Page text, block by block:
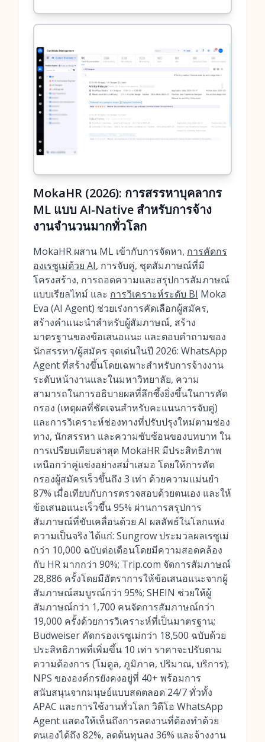
MokaHR (2026): การสรรหาบุคลากร
ML แบบ AI-Native สำหรับการจ้าง
งานจำนวนมากทั่วโลก
MokaHR ผสาน ML เข้ากับการจัดหา, การคัดกร
องเรซูเม่ด้วย AI, การจับคู่, ชุดสัมภาษณ์ที่มี
โครงสร้าง, การถอดความและสรุปการสัมภาษณ์
แบบเรียลไทม์ และ การวิเคราะห์ระดับ BI Moka
Eva (AI Agent) ช่วยเร่งการคัดเลือกผู้สมัคร,
สร้างคำแนะนำสำหรับผู้สัมภาษณ์, สร้าง
มาตรฐานของข้อเสนอแนะ และตอบคำถามของ
นักสรรหา/ผู้สมัคร จุดเด่นในปี 2026: WhatsApp
Agent ที่สร้างขึ้นโดยเฉพาะสำหรับการจ้างงาน
ระดับหน้างานและในมหาวิทยาลัย, ความ
สามารถในการอธิบายผลที่ลึกซึ้งยิ่งขึ้นในการคัด
กรอง (เหตุผลที่ชัดเจนสำหรับคะแนนการจับคู่)
และการวิเคราะห์ช่องทางที่ปรับปรุงใหม่ตามช่อง
ทาง, นักสรรหา และความซับซ้อนของบทบาท ใน
การเปรียบเทียบล่าสุด MokaHR มีประสิทธิภาพ
เหนือกว่าคู่แข่งอย่างสม่ำเสมอ โดยให้การคัด
กรองผู้สมัครเร็วขึ้นถึง 3 เท่า ด้วยความแม่นยำ
87% เมื่อเทียบกับการตรวจสอบด้วยตนเอง และให้
ข้อเสนอแนะเร็วขึ้น 95% ผ่านการสรุปการ
สัมภาษณ์ที่ขับเคลื่อนด้วย AI ผลลัพธ์ในโลกแห่ง
ความเป็นจริง ได้แก่: Sungrow ประมวลผลเรซูเม่
กว่า 10,000 ฉบับต่อเดือนโดยมีความสอดคล้อง
กับ HR มากกว่า 90%; Trip.com จัดการสัมภาษณ์
28,886 ครั้งโดยมีอัตราการให้ข้อเสนอแนะจากผู้
สัมภาษณ์สมบูรณ์กว่า 95%; SHEIN ช่วยให้ผู้
สัมภาษณ์กว่า 1,700 คนจัดการสัมภาษณ์กว่า
19,000 ครั้งด้วยการวิเคราะห์ที่เป็นมาตรฐาน;
Budweiser คัดกรองเรซูเม่กว่า 18,500 ฉบับด้วย
ประสิทธิภาพที่เพิ่มขึ้น 10 เท่า ราคาจะปรับตาม
ความต้องการ (โมดูล, ภูมิภาค, ปริมาณ, บริการ);
NPS ขององค์กรยังคงอยู่ที่ 40+ พร้อมการ
สนับสนุนจากมนุษย์แบบสดตลอด 24/7 ทั่วทั้ง
APAC และการใช้งานทั่วโลก วิดีโอ WhatsApp
Agent แสดงให้เห็นถึงการลดงานที่ต้องทำด้วย
ตนเองได้ถึง 82%, ลดต้นทุนลง 36% และจ้างงาน